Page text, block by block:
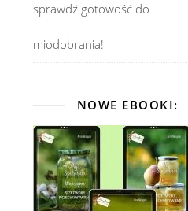
sprawdź gotowość do
miodobrania!
NOWE EBOOKI: